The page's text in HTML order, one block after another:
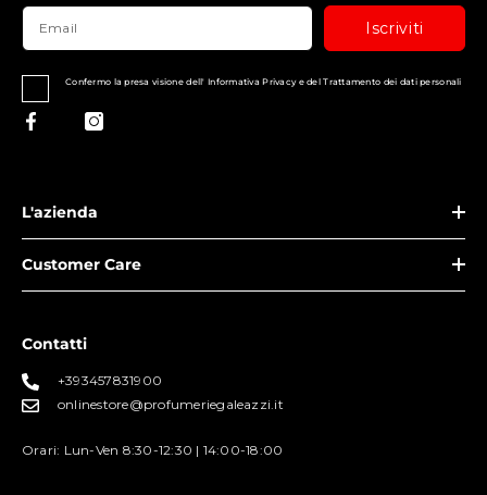
Iscriviti
Confermo la presa visione dell' Informativa Privacy e del Trattamento dei dati personali
L'azienda
Customer Care
Contatti
+393457831900
onlinestore@profumeriegaleazzi.it
Orari: Lun-Ven 8:30-12:30 | 14:00-18:00